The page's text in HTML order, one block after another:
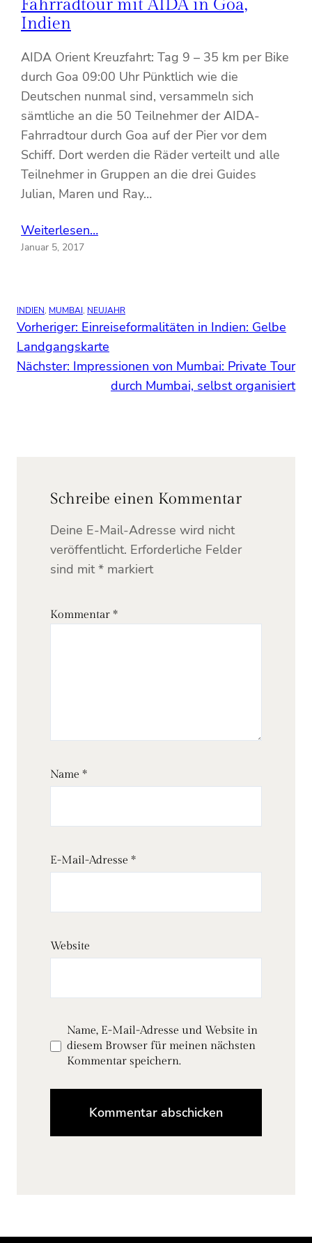
Fahrradtour mit AIDA in Goa,
Indien
AIDA Orient Kreuzfahrt: Tag 9 – 35 km per Bike
durch Goa 09:00 Uhr Pünktlich wie die
Deutschen nunmal sind, versammeln sich
sämtliche an die 50 Teilnehmer der AIDA-
Fahrradtour durch Goa auf der Pier vor dem
Schiff. Dort werden die Räder verteilt und alle
Teilnehmer in Gruppen an die drei Guides
Julian, Maren und Ray…
Weiterlesen…
Januar 5, 2017
INDIEN, MUMBAI, NEUJAHR
Vorheriger: Einreiseformalitäten in Indien: Gelbe
Landgangskarte
Nächster: Impressionen von Mumbai: Private Tour
durch Mumbai, selbst organisiert
Schreibe einen Kommentar
Deine E-Mail-Adresse wird nicht
veröffentlicht. Erforderliche Felder
sind mit* markiert
Kommentar *
Name *
E-Mail-Adresse *
Website
Name, E-Mail-Adresse und Website in
diesem Browser für meinen nächsten
Kommentar speichern.